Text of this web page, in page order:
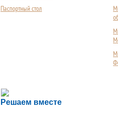
Паспортный стол
Решаем вместе
Сложности с получением
Сообщите об этом